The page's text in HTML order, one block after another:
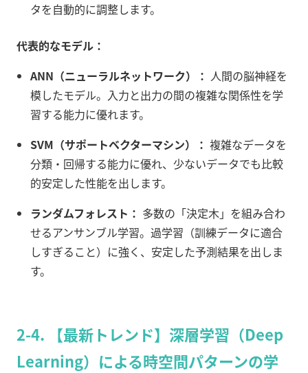
タを自動的に調整します。
代表的なモデル：
ANN（ニューラルネットワーク）： 人間の脳神経を
模したモデル。入力と出力の間の複雑な関係性を学
習する能力に優れます。
SVM（サポートベクターマシン）： 複雑なデータを
分類・回帰する能力に優れ、少ないデータでも比較
的安定した性能を出します。
ランダムフォレスト： 多数の「決定木」を組み合わ
せるアンサンブル学習。過学習（訓練データに適合
しすぎること）に強く、安定した予測結果を出しま
す。
2-4. 【最新トレンド】深層学習（Deep
Learning）による時空間パターンの学